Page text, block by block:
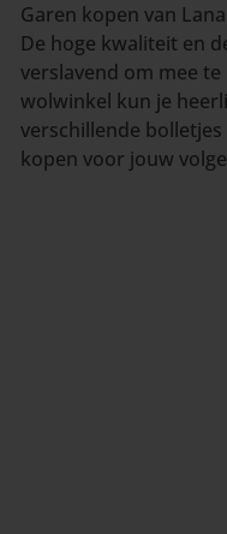
Garen kopen van
De hoge kwaliteit en
verslavend om mee
wolwinkel kun je
verschillende
kopen voor jouw